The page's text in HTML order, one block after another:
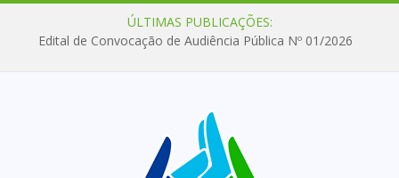
ÚLTIMAS PUBLICAÇÕES:
Edital de Convocação de Audiência Pública Nº 01/2026